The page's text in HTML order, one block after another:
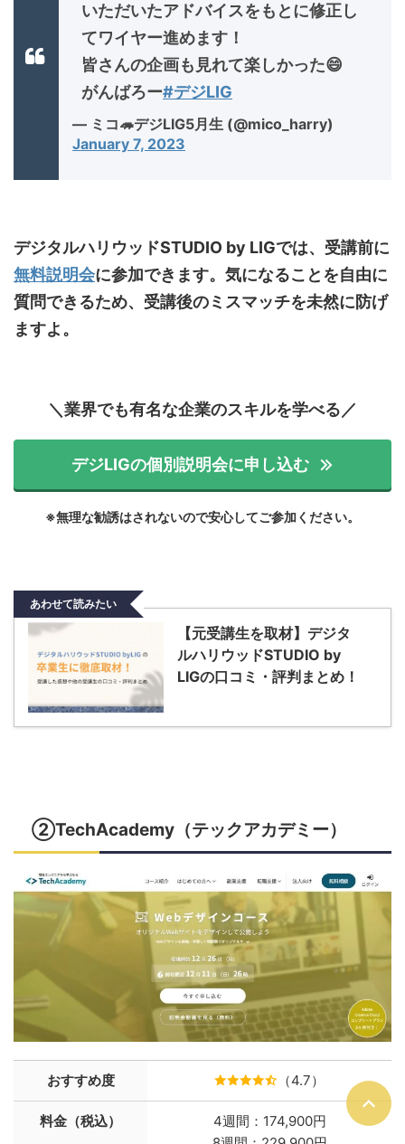
いただいたアドバイスをもとに修正し
てワイヤー進めます！
皆さんの企画も見れて楽しかった😄
がんばろー#デジLIG
— ミコ🦔デジLIG5月生 (@mico_harry)
January 7, 2023
デジタルハリウッドSTUDIO by LIGでは、受講前に
無料説明会に参加できます。気になることを自由に
質問できるため、受講後のミスマッチを未然に防げ
ますよ。
＼業界でも有名な企業のスキルを学べる／
デジLIGの個別説明会に申し込む
※無理な勧誘はされないので安心してご参加ください。
あわせて読みたい
【元受講生を取材】デジタ
ルハリウッドSTUDIO by
LIGの口コミ・評判まとめ！
②TechAcademy（テックアカデミー）
おすすめ度 （4.7）
料金（税込）
4週間：174,900円